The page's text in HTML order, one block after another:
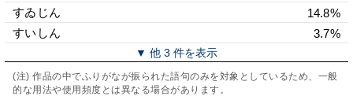
すゐじん
14.8%
すいしん
3.7%
▼ 他 3 件を表示
(注) 作品の中でふりがなが振られた語句のみを対象としているため、一般
的な用法や使用頻度とは異なる場合があります。